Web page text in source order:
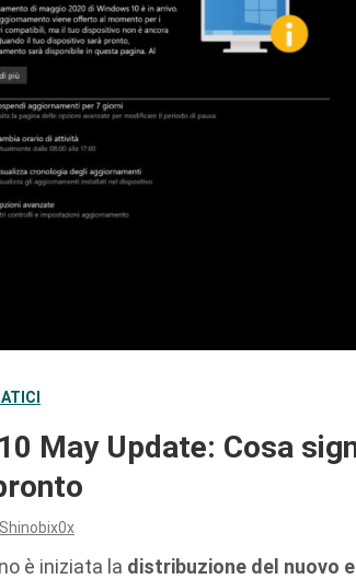
May Update: Cosa
è iniziata la distribuzione del nuovo